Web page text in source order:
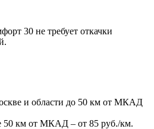
30 не требует откачки
и области до 50 км от МКАД
50 км от МКАД – от 85 руб./км.